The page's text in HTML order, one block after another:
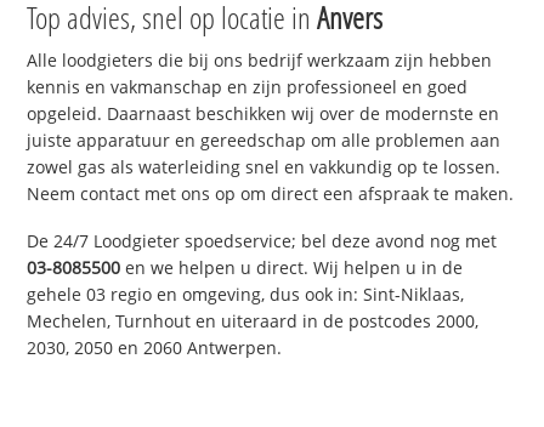
Top advies, snel op locatie inAnvers
Alle loodgieters die bij ons bedrijf werkzaam zijn hebben
kennis en vakmanschap en zijn professioneel en goed
opgeleid. Daarnaast beschikken wij over de modernste en
juiste apparatuur en gereedschap om alle problemen aan
zowel gas als waterleiding snel en vakkundig op te lossen.
Neem contact met ons op om direct een afspraak te maken.
De 24/7 Loodgieter spoedservice; bel deze avond nog met
03-8085500 en we helpen u direct. Wij helpen u in de
gehele 03 regio en omgeving, dus ook in: Sint-Niklaas,
Mechelen, Turnhout en uiteraard in de postcodes 2000,
2030, 2050 en 2060 Antwerpen.